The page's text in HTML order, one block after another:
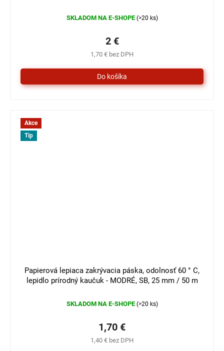
SKLADOM NA E-SHOPE (>20 ks)
1,70 € bez DPH
2 €
Akce
Tip
Papierová lepiaca zakrývacia páska, odolnosť 60 ° C,
lepidlo prírodný kaučuk - MODRÉ, SB, 25 mm / 50 m
SKLADOM NA E-SHOPE (>20 ks)
1,40 € bez DPH
1,70 €